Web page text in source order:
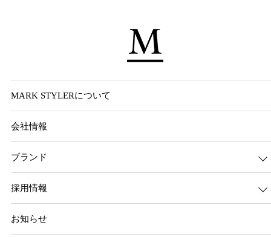
MARK STYLERについて
会社情報
ブランド
採用情報
お知らせ